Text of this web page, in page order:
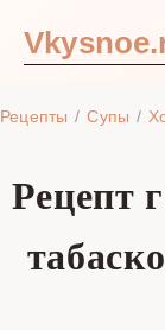
Рецепты Супы
Рецепт